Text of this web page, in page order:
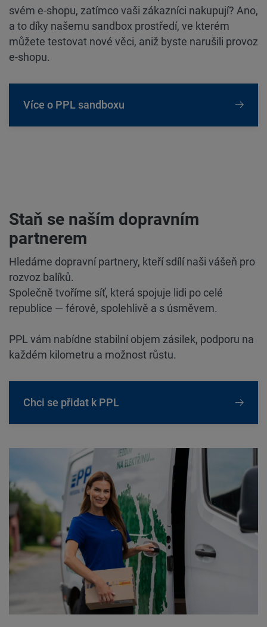
svém e-shopu, zatímco vaši zákazníci nakupují? Ano,
a to díky našemu sandbox prostředí, ve kterém
můžete testovat nové věci, aniž byste narušili provoz
e-shopu.
Více o PPL sandboxu
Staň se naším dopravním
partnerem
Hledáme dopravní partnery, kteří sdílí naši vášeň pro
rozvoz balíků.
Společně tvoříme síť, která spojuje lidi po celé
republice — férově, spolehlivě a s úsměvem.
PPL vám nabídne stabilní objem zásilek, podporu na
každém kilometru a možnost růstu.
Chci se přidat k PPL